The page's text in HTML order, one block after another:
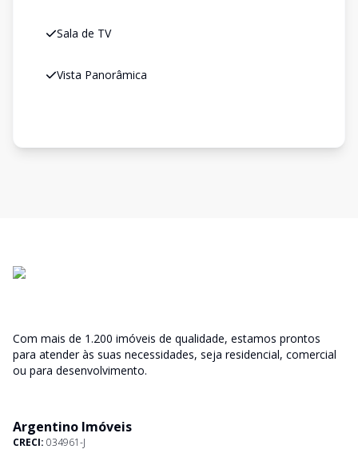
Sala de TV
Vista Panorâmica
Com mais de 1.200 imóveis de qualidade, estamos prontos
para atender às suas necessidades, seja residencial, comercial
ou para desenvolvimento.
Argentino Imóveis
CRECI: 034961-J